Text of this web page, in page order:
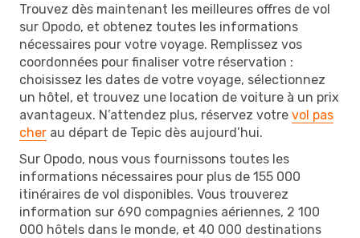
Trouvez dès maintenant les meilleures offres de vol
sur Opodo, et obtenez toutes les informations
nécessaires pour votre voyage. Remplissez vos
coordonnées pour finaliser votre réservation :
choisissez les dates de votre voyage, sélectionnez
un hôtel, et trouvez une location de voiture à un prix
avantageux. N’attendez plus, réservez votre vol pas
cher au départ de Tepic dès aujourd’hui.
Sur Opodo, nous vous fournissons toutes les
informations nécessaires pour plus de 155 000
itinéraires de vol disponibles. Vous trouverez
information sur 690 compagnies aériennes, 2 100
000 hôtels dans le monde, et 40 000 destinations